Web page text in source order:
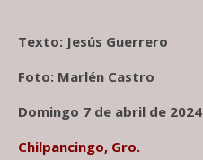
Texto: Jesús Guerrero
Foto: Marlén Castro
Domingo 7 de abril de 2024
Chilpancingo, Gro.